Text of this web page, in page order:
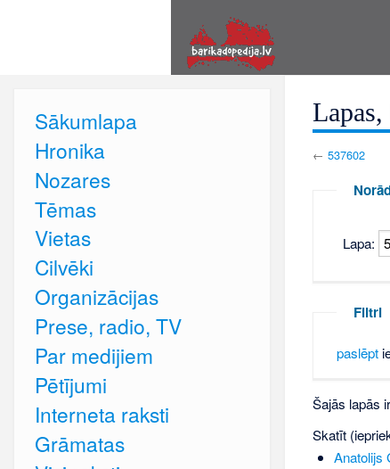
← 537602
Lapa:
Filtri
paslēpt
Šajās lapās
Skatīt
Anatolijs
Sākumlapa
Hronika
Nozares
Tēmas
Vietas
Cilvēki
Organizācijas
Prese, radio, TV
Par medijiem
Pētījumi
Interneta raksti
Grāmatas